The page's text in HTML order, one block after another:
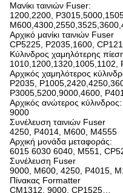
Μανίκι ταινιών Fuser:
1200,2200,
Αρχικό μανίκι ταινιών Fuser
CP5225, P2035,1600,
Κύλινδρος χαμηλότερης
1010,1200,1320,1005,1102,
Αρχικός χαμηλότερος
P2035,
P3005,5200,9000,4600,
Αρχικός ανώτερος κύλινδρος:
9000
Συνέλευση ταινιών Fuser
4250, P4014, M600, M4555
Αρχική μονάδα μεταφοράς:
6015 6030 6040, M551,
Συνέλευση Fuser
9000, M600, 4250, P4015,
Πίνακας Formatter
CM1312, 9000, CP1525…